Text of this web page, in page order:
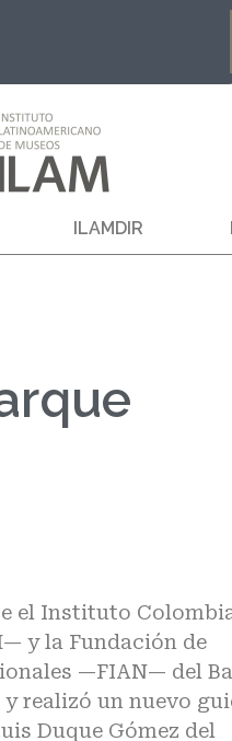
ILAMDIR
el Instituto
y la Fundación de
—FIAN— del
realizó un nuevo
Duque Gómez del